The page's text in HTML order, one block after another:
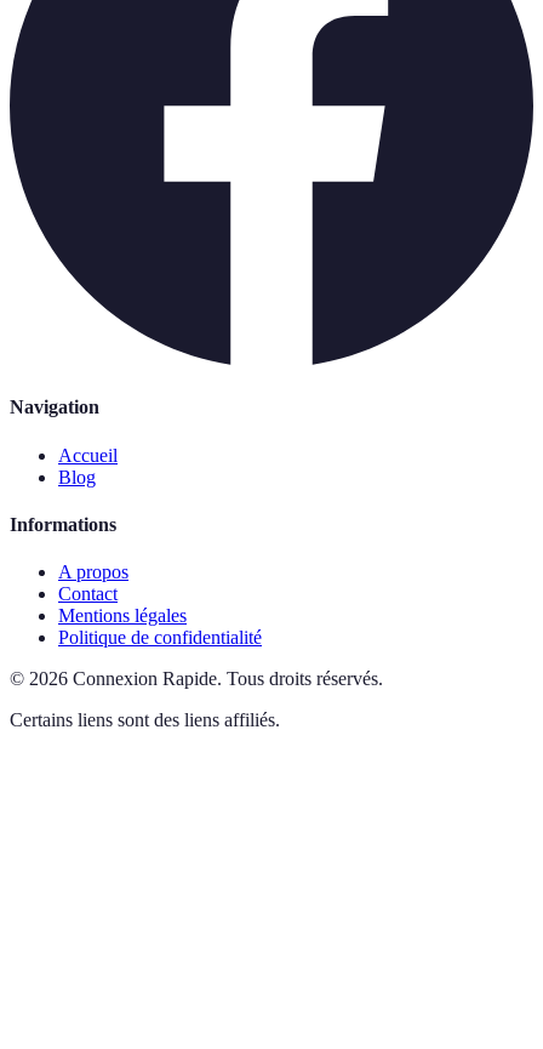
Navigation
Accueil
Blog
Informations
A propos
Contact
Mentions légales
Politique de confidentialité
© 2026 Connexion Rapide. Tous droits réservés.
Certains liens sont des liens affiliés.